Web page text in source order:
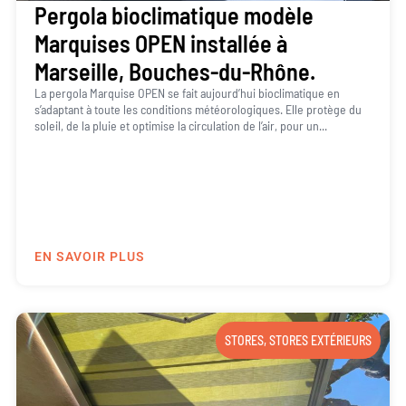
Pergola bioclimatique modèle
Marquises OPEN installée à
Marseille, Bouches-du-Rhône.
La pergola Marquise OPEN se fait aujourd’hui bioclimatique en
s’adaptant à toute les conditions météorologiques. Elle protège du
soleil, de la pluie et optimise la circulation de l’air, pour un...
EN SAVOIR PLUS
STORES,STORES EXTÉRIEURS